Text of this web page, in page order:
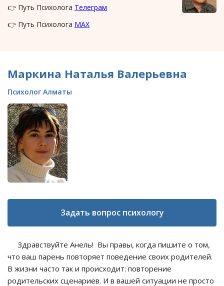
👉 Путь Психолога Телеграм
👉 Путь Психолога MAX
Маркина Наталья Валерьевна
Психолог Алматы
Задать вопрос психологу
Здравствуйте Анель! Вы правы, когда пишите о том,
что ваш парень повторяет поведение своих родителей.
В жизни часто так и происходит: повторение
родительских сценариев. И в вашей ситуации не просто